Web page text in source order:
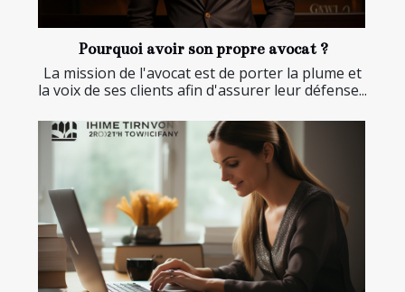
Pourquoi avoir son propre avocat ?
La mission de l'avocat est de porter la plume et
la voix de ses clients afin d'assurer leur défense...